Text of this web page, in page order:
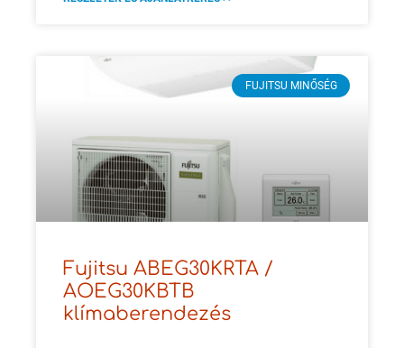
FUJITSU MINŐSÉG
Fujitsu ABEG30KRTA /
AOEG30KBTB
klímaberendezés